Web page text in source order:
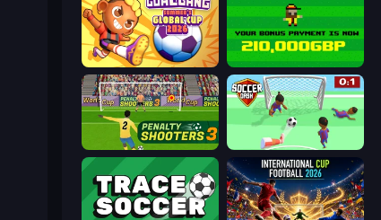
Goal Gang Bad Soccer Manager
Penalty Shooters 3 Soccer Dash